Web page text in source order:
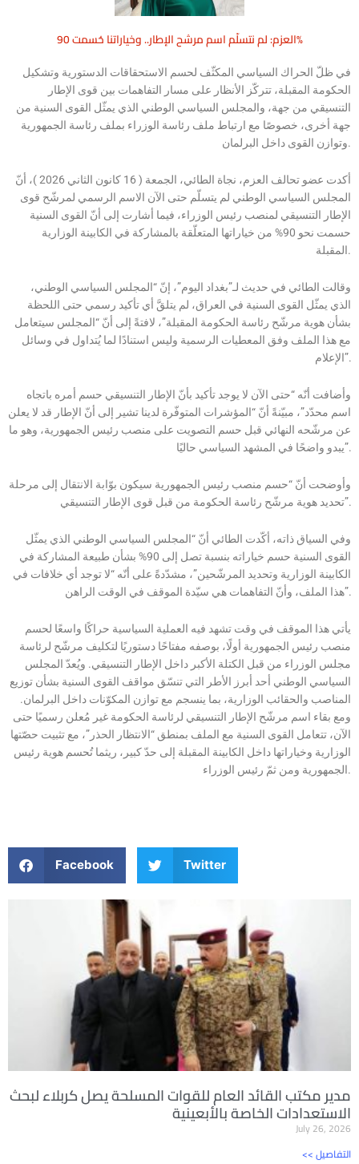
العزم: لم نتسلّم اسم مرشح الإطار.. وخياراتنا حُسمت 90%
في ظلّ الحراك السياسي المكثّف لحسم الاستحقاقات الدستورية وتشكيل
الحكومة المقبلة، تتركّز الأنظار على مسار التفاهمات بين قوى الإطار
التنسيقي من جهة، والمجلس السياسي الوطني الذي يمثّل القوى السنية من
جهة أخرى، خصوصًا مع ارتباط ملف رئاسة الوزراء بملف رئاسة الجمهورية
وتوازن القوى داخل البرلمان.
أكدت عضو تحالف العزم، نجاة الطائي، الجمعة ( 16 كانون الثاني 2026 )، أنّ
المجلس السياسي الوطني لم يتسلّم حتى الآن الاسم الرسمي لمرشّح قوى
الإطار التنسيقي لمنصب رئيس الوزراء، فيما أشارت إلى أنّ القوى السنية
حسمت نحو 90% من خياراتها المتعلّقة بالمشاركة في الكابينة الوزارية
المقبلة.
وقالت الطائي في حديث لـ”بغداد اليوم”، إنّ “المجلس السياسي الوطني،
الذي يمثّل القوى السنية في العراق، لم يتلقَّ أي تأكيد رسمي حتى اللحظة
بشأن هوية مرشّح رئاسة الحكومة المقبلة”، لافتةً إلى أنّ “المجلس سيتعامل
مع هذا الملف وفق المعطيات الرسمية وليس استنادًا لما يُتداول في وسائل
الإعلام”.
وأضافت أنّه “حتى الآن لا يوجد تأكيد بأنّ الإطار التنسيقي حسم أمره باتجاه
اسم محدّد”، مبيّنةً أنّ “المؤشرات المتوفّرة لدينا تشير إلى أنّ الإطار قد لا يعلن
عن مرشّحه النهائي قبل حسم التصويت على منصب رئيس الجمهورية، وهو ما
يبدو واضحًا في المشهد السياسي حاليًا”.
وأوضحت أنّ “حسم منصب رئيس الجمهورية سيكون بوّابة الانتقال إلى مرحلة
تحديد هوية مرشّح رئاسة الحكومة من قبل قوى الإطار التنسيقي”.
وفي السياق ذاته، أكّدت الطائي أنّ “المجلس السياسي الوطني الذي يمثّل
القوى السنية حسم خياراته بنسبة تصل إلى 90% بشأن طبيعة المشاركة في
الكابينة الوزارية وتحديد المرشّحين”، مشدّدةً على أنّه “لا توجد أي خلافات في
هذا الملف، وأنّ التفاهمات هي سيّدة الموقف في الوقت الراهن”.
يأتي هذا الموقف في وقت تشهد فيه العملية السياسية حراكًا واسعًا لحسم
منصب رئيس الجمهورية أولًا، بوصفه مفتاحًا دستوريًا لتكليف مرشّح لرئاسة
مجلس الوزراء من قبل الكتلة الأكبر داخل الإطار التنسيقي. ويُعدّ المجلس
السياسي الوطني أحد أبرز الأطر التي تنسّق مواقف القوى السنية بشأن توزيع
المناصب والحقائب الوزارية، بما ينسجم مع توازن المكوّنات داخل البرلمان.
ومع بقاء اسم مرشّح الإطار التنسيقي لرئاسة الحكومة غير مُعلن رسميًا حتى
الآن، تتعامل القوى السنية مع الملف بمنطق “الانتظار الحذر”، مع تثبيت حصّتها
الوزارية وخياراتها داخل الكابينة المقبلة إلى حدّ كبير، ريثما تُحسم هوية رئيس
الجمهورية ومن ثمّ رئيس الوزراء.
Facebook Twitter
مدير مكتب القائد العام للقوات المسلحة يصل كربلاء لبحث
الاستعدادات الخاصة بالأبعينية
July 26, 2026
<< التفاصيل